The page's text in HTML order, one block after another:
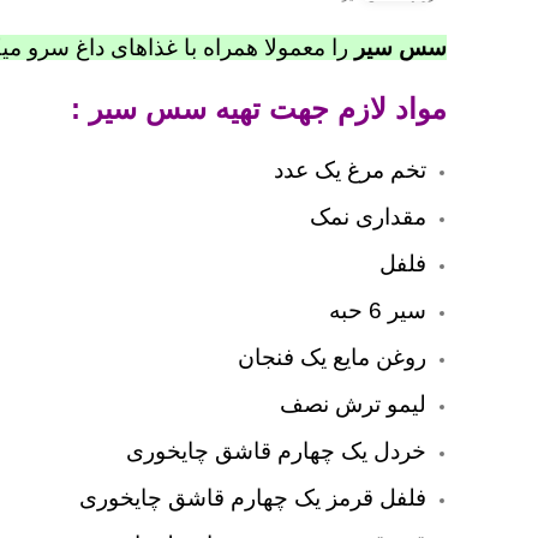
سس سیر را معمولا همراه با غذاهای داغ سرو
مواد لازم جهت تهیه سس سیر :
تخم مرغ یک عدد
مقداری نمک
فلفل
سیر 6 حبه
روغن مایع یک فنجان
لیمو ترش نصف
خردل یک چهارم قاشق چایخوری
فلفل قرمز یک چهارم قاشق چایخوری